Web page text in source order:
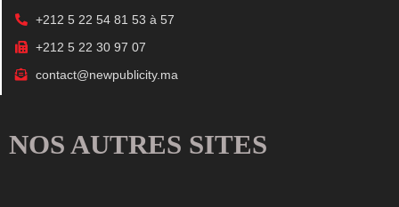
+212 5 22 54 81 53 à 57
+212 5 22 30 97 07
contact@newpublicity.ma
NOS AUTRES SITES